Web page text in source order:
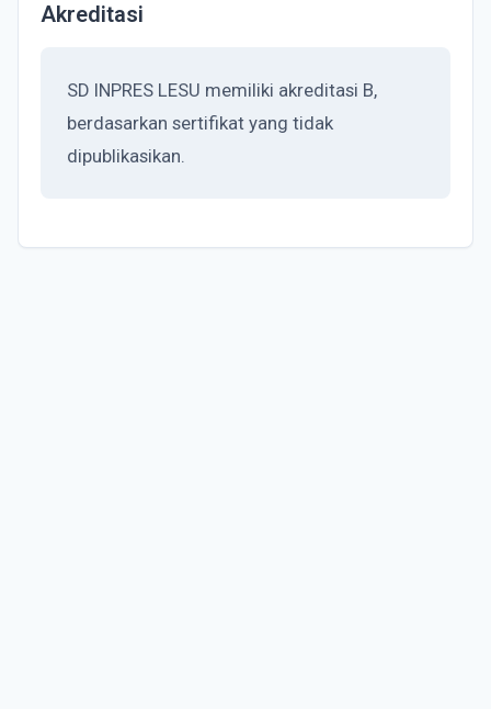
Akreditasi
SD INPRES LESU memiliki akreditasi B,
berdasarkan sertifikat yang tidak
dipublikasikan.